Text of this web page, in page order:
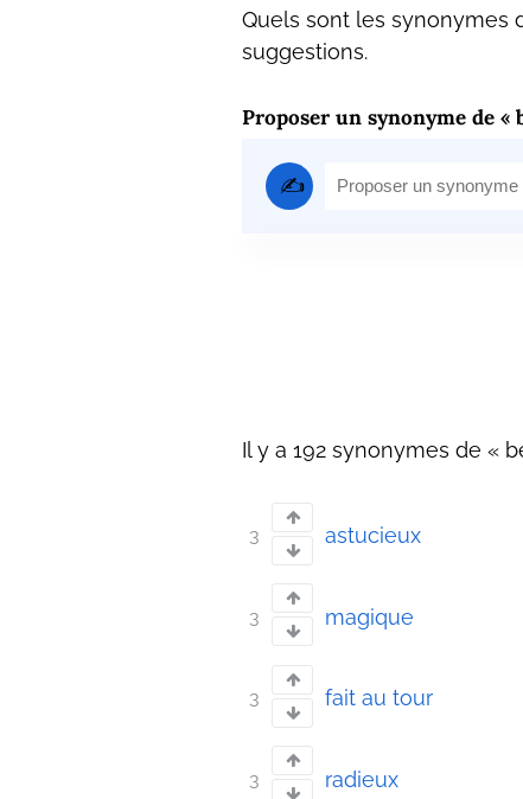
Quels sont les synonymes
suggestions.
Proposer un synonyme de «
✍️
Il y a 192 synonymes de «
3 astucieux
3 magique
3 fait au tour
3 radieux